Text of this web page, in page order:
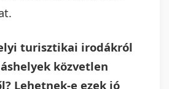
turisztikai irodákról
közvetlen
Lehetnek-e ezek jó